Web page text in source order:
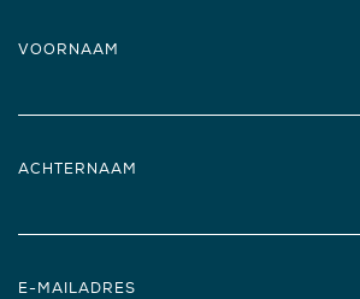
VOORNAAM
ACHTERNAAM
E-MAILADRES